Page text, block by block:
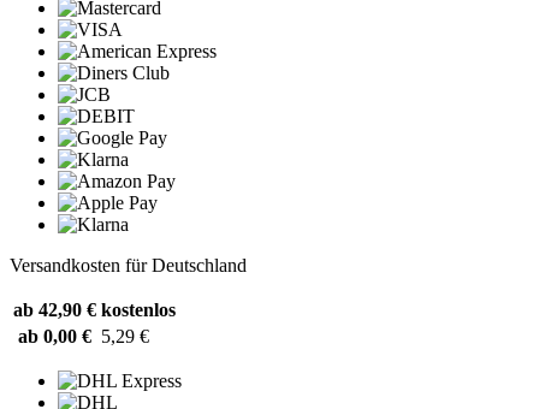
Versandkosten für Deutschland
ab 42,90 € kostenlos
ab 0,00 € 5,29 €